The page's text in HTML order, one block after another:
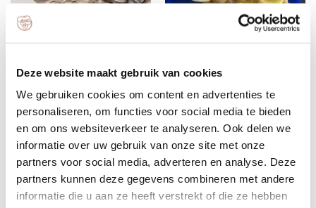
Deze website maakt gebruik van cookies
We gebruiken cookies om content en advertenties te
personaliseren, om functies voor social media te bieden
en om ons websiteverkeer te analyseren. Ook delen we
informatie over uw gebruik van onze site met onze
partners voor social media, adverteren en analyse. Deze
partners kunnen deze gegevens combineren met andere
informatie die u aan ze heeft verstrekt of die ze hebben
oesterzwam) geen sporen –
Los broed voor ervaren
5.95 - € 84.95
Opties selecteren
Pleurotus citrinopileatus – Los
mycelium voor ervaren
hobbykwekers
€5.95 - €39.95
Opties selecteren